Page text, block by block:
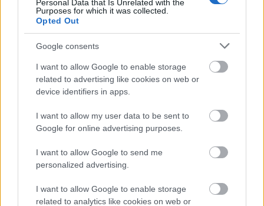
Personal Data that Is Unrelated with the
Purposes for which it was collected.
Opted Out
Google consents
I want to allow Google to enable storage
related to advertising like cookies on web or
device identifiers in apps.
I want to allow my user data to be sent to
Google for online advertising purposes.
I want to allow Google to send me
personalized advertising.
I want to allow Google to enable storage
related to analytics like cookies on web or
Több mint 10.000 aludobozt
gyűjtöttek vissza a Miskolci
Egyetemen alig egy hónap alatt